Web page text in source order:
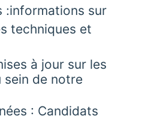
:informations sur
techniques et
à jour sur les
sein de notre
: Candidats